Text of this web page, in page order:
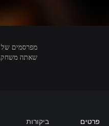
שאתה משחק.
פרטים ביקורות